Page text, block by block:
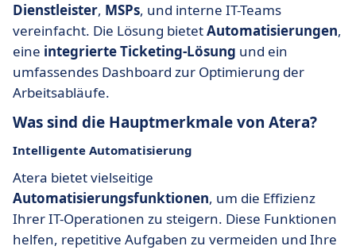
Dienstleister, MSPs, und interne IT-Teams
vereinfacht. Die Lösung bietetAutomatisierungen,
eine integrierte Ticketing-Lösung und ein
umfassendes Dashboard zur Optimierung der
Arbeitsabläufe.
Was sind die Hauptmerkmale von Atera?
Intelligente Automatisierung
Atera bietet vielseitige
Automatisierungsfunktionen, um die Effizienz
Ihrer IT-Operationen zu steigern. Diese Funktionen
helfen, repetitive Aufgaben zu vermeiden und Ihre